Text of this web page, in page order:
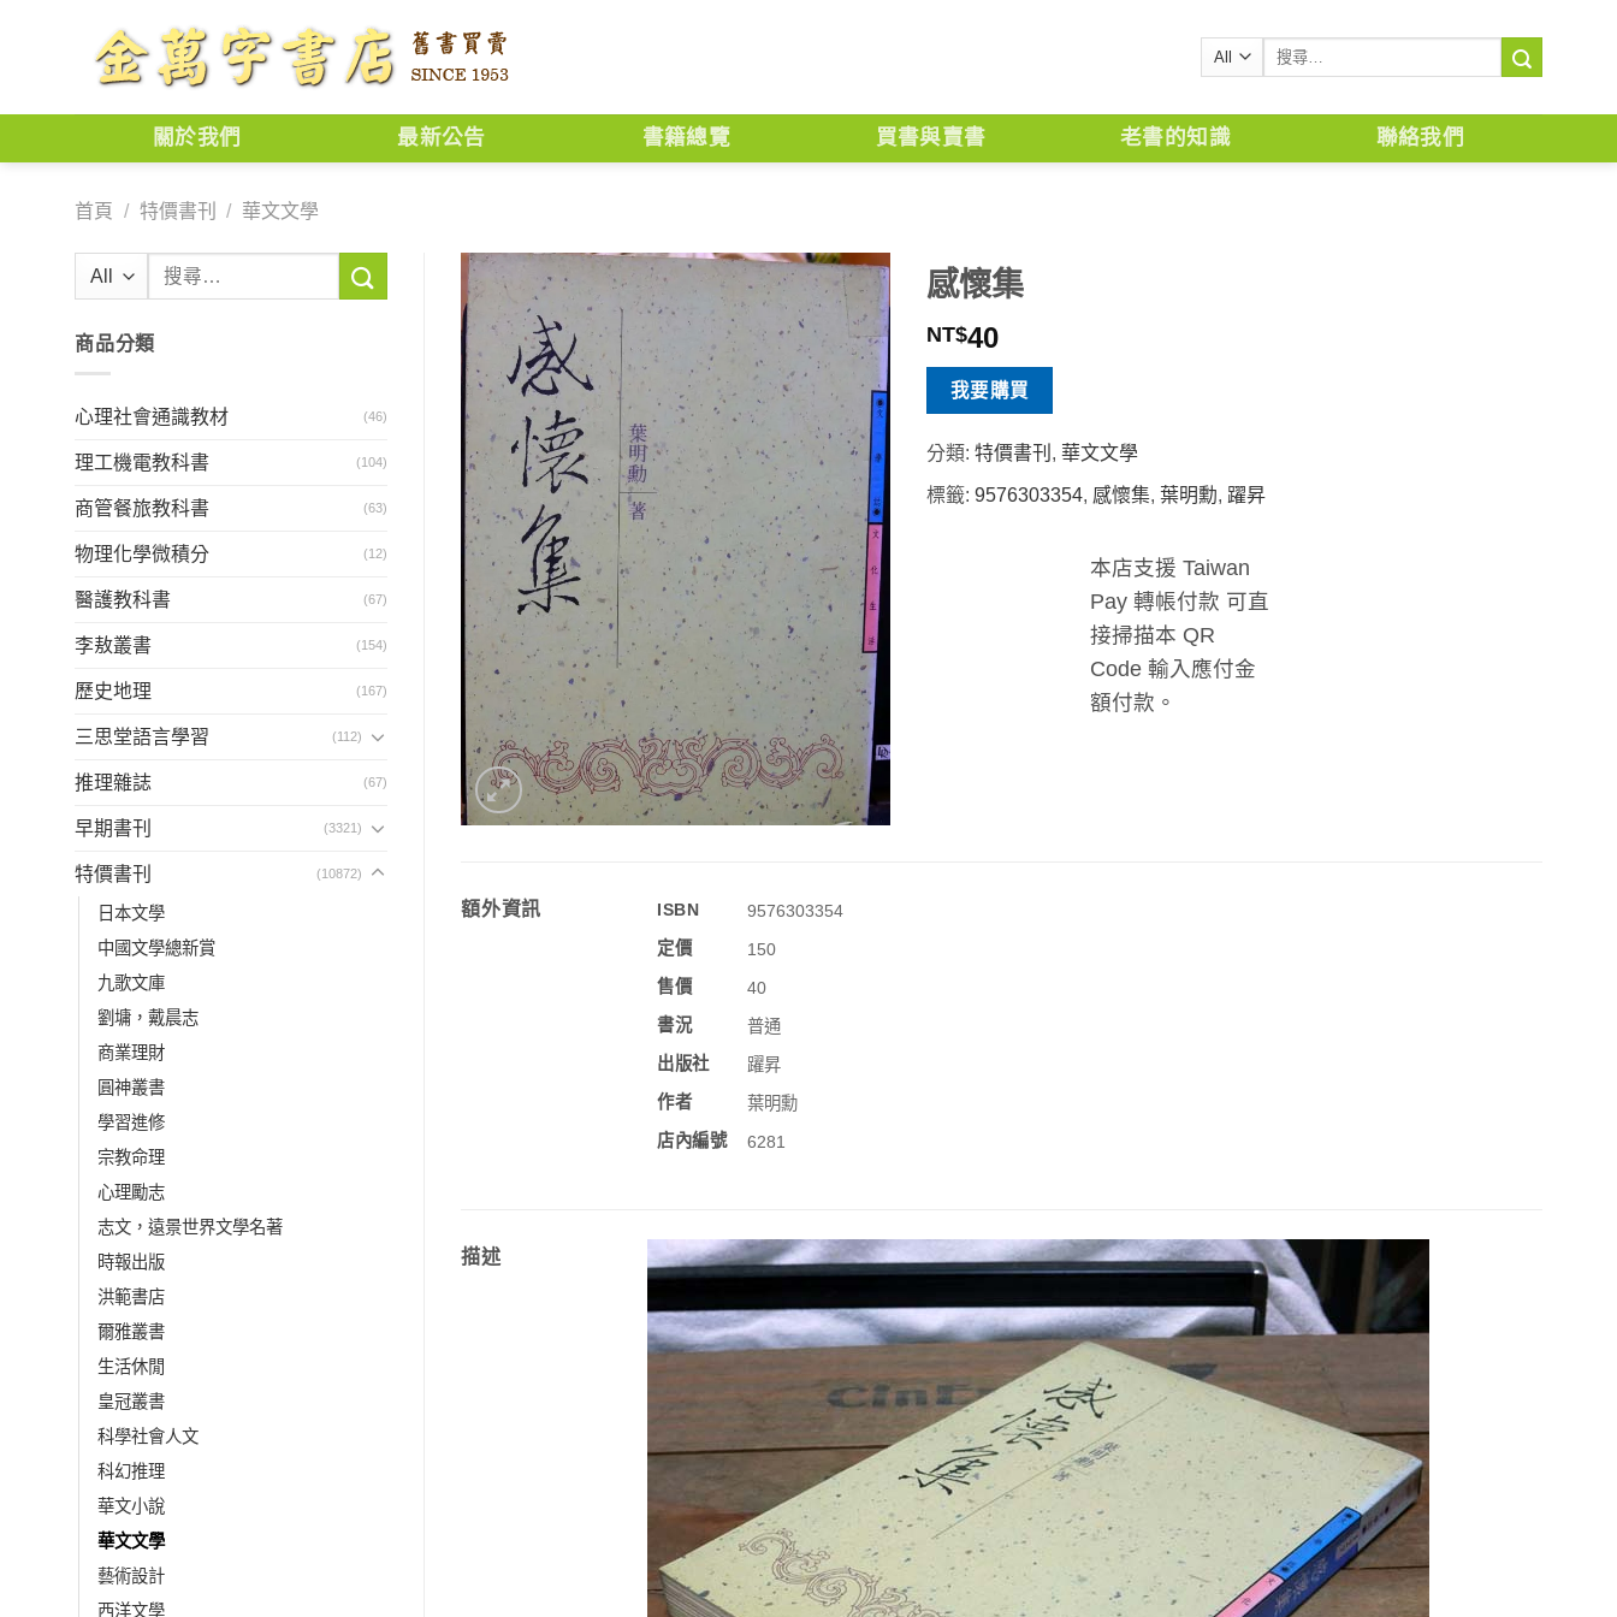
搜
鍵
關於我們 最新公告 書籍總覽 買書與賣書 老書的知識 聯絡我們
首頁 / 特價書刊 / 華文文學
鍵
商品分類
心理社會通識教材 (46)
理工機電教科書 (104)
商管餐旅教科書 (63)
物理化學微積分 (12)
醫護教科書 (67)
李敖叢書 (154)
歷史地理 (167)
三思堂語言學習 (112)
推理雜誌 (67)
早期書刊 (3321)
特價書刊 (10872)
日本文學
中國文學總新賞
九歌文庫
劉墉，戴晨志
商業理財
圓神叢書
學習進修
宗教命理
心理勵志
志文，遠景世界文學名著
時報出版
洪範書店
爾雅叢書
生活休閒
皇冠叢書
科學社會人文
科幻推理
華文小說
華文文學
藝術設計
西洋文學
感懷集
NT$40
我要購買
分類:特價書刊 ,華文文學
標籤:9576303354, 感懷集,葉明勳, 躍昇
本店支援 Taiwan
Pay 轉帳付款 可直
接掃描本 QR
Code 輸入應付金
額付款。
額外資訊 ISBN
9576303354
定價
150
售價
40
書況
普通
出版社
躍昇
作者
葉明勳
店內編號
6281
描述